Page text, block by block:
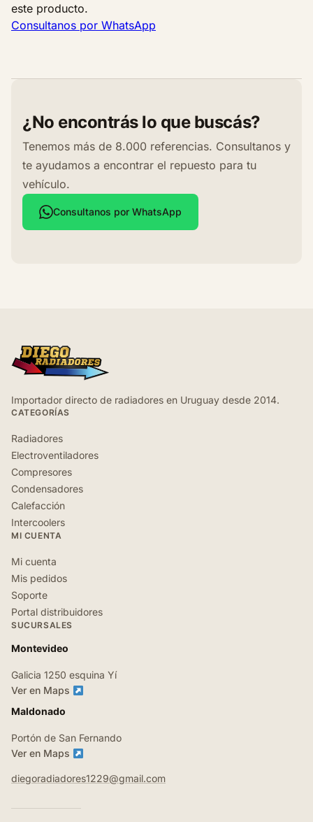
este producto.
Consultanos por WhatsApp
¿No encontrás lo que buscás?
Tenemos más de 8.000 referencias. Consultanos y
te ayudamos a encontrar el repuesto para tu
vehículo.
Consultanos por WhatsApp
Importador directo de radiadores en Uruguay desde 2014.
CATEGORÍAS
Radiadores
Electroventiladores
Compresores
Condensadores
Calefacción
Intercoolers
MI CUENTA
Mi cuenta
Mis pedidos
Soporte
Portal distribuidores
SUCURSALES
Montevideo
Galicia 1250 esquina Yí
Ver en Maps
Maldonado
Portón de San Fernando
Ver en Maps
diegoradiadores1229@gmail.com